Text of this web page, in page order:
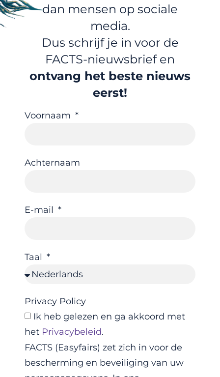
dan mensen op sociale
media.
Dus schrijf je in voor de
FACTS-nieuwsbrief en
ontvang het beste nieuws
eerst!
Voornaam
Achternaam
E-mail
Taal
Privacy Policy
Ik heb gelezen en ga akkoord met
het Privacybeleid.
FACTS (Easyfairs) zet zich in voor de
bescherming en beveiliging van uw